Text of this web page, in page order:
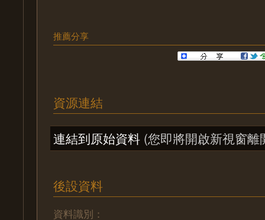
推薦分享
資源連結
連結到原始資料 (您即將開啟新視窗離
後設資料
資料識別：